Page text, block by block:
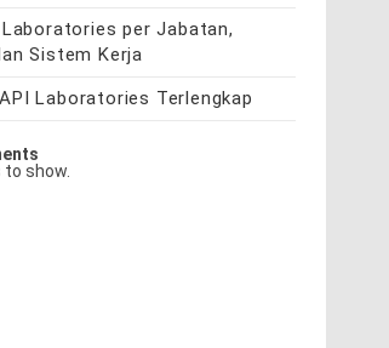
per Jabatan,
Sistem Kerja
Laboratories Terlengkap
show.